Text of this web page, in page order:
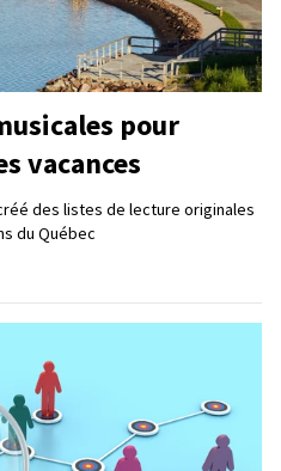
pour
vacances
des listes de lecture originales
du Québec